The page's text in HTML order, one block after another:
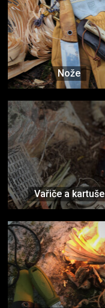
Nože
Vařiče a kartuše